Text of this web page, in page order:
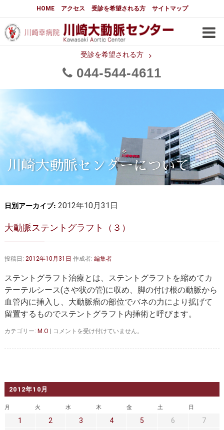
HOME アクセス 受診を希望される方 サイトマップ
受診を希望される方
044 544 4611
大動脈センターについて
はじめに 大動脈センターについて
メディアでの紹介
都道府県別患者マップ 都道府県別紹介病院
大動脈瘤について 基本編
3分でわかる大動脈瘤・大動脈
大動脈瘤
大動脈解離（解離性大動脈瘤）
胸部大動脈瘤の治療
腹部大動脈瘤の治療
大動脈弁・大動脈基部の治療 ステントグラフトによる治療
胸部大動脈瘤 胸腹部大動脈瘤
腹部大動脈瘤 大動脈解離
診察をご希望の方へ
大動脈瘤を指摘されたら？ 診療の流れ
遠方から来院される方は？ 外来予約について
川崎大動脈センターについて
日別アーカイブ: 2012年10月31日
大動脈ステントグラフト（３）
投稿日: 2012年10月31日 作成者: 編集者
ステントグラフト治療とは、ステントグラフトを縮めてカ
テーテルシース(さや状の管)に収め、脚の付け根の動脈から
血管内に挿入し、大動脈瘤の部位でバネの力により拡げて
留置するものでステントグラフト内挿術と呼びます。
カテゴリー: M.O
大
脈
コメントを受け付けていません。
2012年10月
月 火 水 木 金 土 日
1 2 3 4 5 6
7